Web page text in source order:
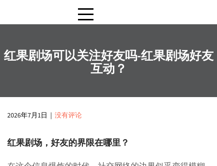
红果剧场可以关注好友吗-红果剧场好友
互动？
2026年7月1日 | 没有评论
红果剧场，好友的界限在哪里？